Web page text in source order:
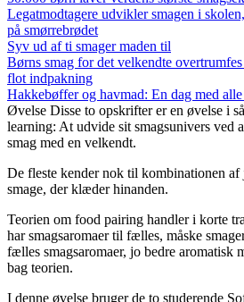
Legatmodtagere udvikler smagen i
på smørrebrødet
Syv ud af ti smager maden til
Børns smag for det velkendte
flot indpakning
Hakkebøffer og havmad: En dag med
Øvelse Disse to opskrifter er en øvelse i
learning: At udvide sit smagsunivers ved
smag med en velkendt.
De fleste kender nok til kombinationen
smage, der klæder hinanden.
Teorien om food pairing handler i korte
har smagsaromaer til fælles, måske
fælles smagsaromaer, jo bedre aromatisk
bag teorien.
I denne øvelse bruger de to studerende